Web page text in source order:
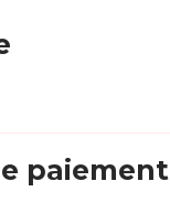
paiement